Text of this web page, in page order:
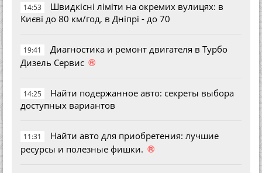
14:53
Швидкісні ліміти на окремих вулицях: в
Києві до 80 км/год, в Дніпрі - до 70
19:41
Диагностика и ремонт двигателя в Турбо
Дизель Сервис ®
14:25
Найти подержанное авто: секреты выбора
доступных вариантов
11:31
Найти авто для приобретения: лучшие
ресурсы и полезные фишки. ®